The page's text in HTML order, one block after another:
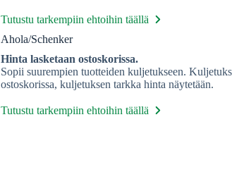
Tutustu tarkempiin ehtoihin täällä
Ahola/Schenker
Hinta lasketaan ostoskorissa.
Sopii suurempien tuotteiden kuljetukseen.
ostoskorissa, kuljetuksen tarkka hinta näytetään.
Tutustu tarkempiin ehtoihin täällä